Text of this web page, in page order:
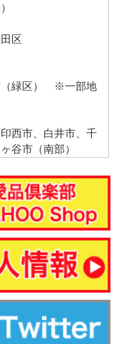
区
（緑区） ※一部地
西市、白井市、千
谷市（南部）